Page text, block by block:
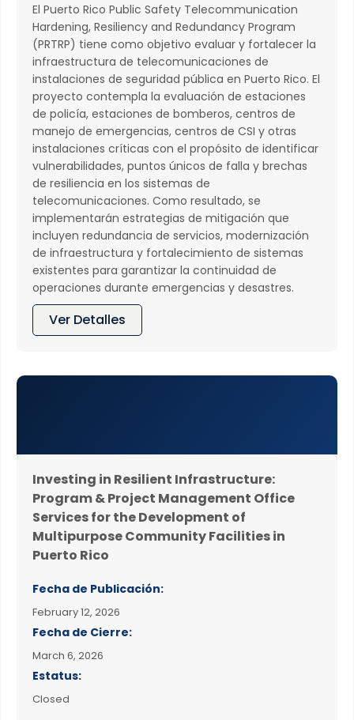
El Puerto Rico Public Safety Telecommunication
Hardening, Resiliency and Redundancy Program
(PRTRP) tiene como objetivo evaluar y fortalecer la
infraestructura de telecomunicaciones de
instalaciones de seguridad pública en Puerto Rico. El
proyecto contempla la evaluación de estaciones
de policía, estaciones de bomberos, centros de
manejo de emergencias, centros de CSI y otras
instalaciones críticas con el propósito de identificar
vulnerabilidades, puntos únicos de falla y brechas
de resiliencia en los sistemas de
telecomunicaciones. Como resultado, se
implementarán estrategias de mitigación que
incluyen redundancia de servicios, modernización
de infraestructura y fortalecimiento de sistemas
existentes para garantizar la continuidad de
operaciones durante emergencias y desastres.
Ver Detalles
Investing in Resilient Infrastructure:
Program & Project Management Office
Services for the Development of
Multipurpose Community Facilities in
Puerto Rico
Fecha de Publicación:
February 12, 2026
Fecha de Cierre:
March 6, 2026
Estatus:
Closed